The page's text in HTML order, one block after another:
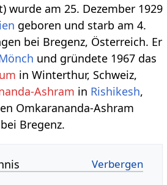
wurde am 25. Dezember 1929
geboren und starb am 4.
bei Bregenz, Österreich. Er
und gründete 1967 das
in Winterthur, Schweiz,
Ashram in Rishikesh,
Omkarananda-Ashram
Bregenz.